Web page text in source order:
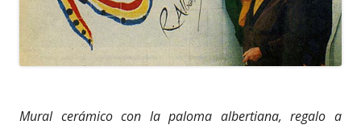
Mural cerámico con la paloma albertiana, regalo a